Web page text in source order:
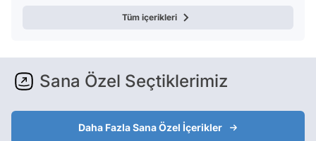
Tüm içerikleri
Sana Özel Seçtiklerimiz
Daha Fazla Sana Özel İçerikler